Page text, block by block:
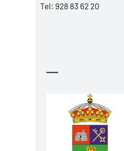
Tel: 928 83 62 20
—